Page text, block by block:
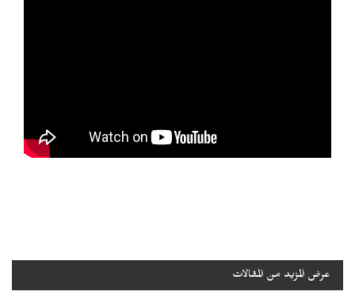
عرض المزيد من المقالات